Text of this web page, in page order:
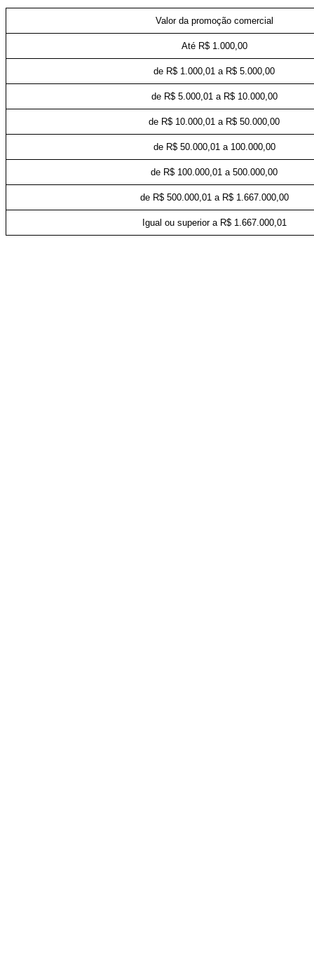
Valor da promoção comercial
Até R$ 1.000,00
de R$ 1.000,01 a R$ 5.000,00
de R$ 5.000,01 a R$ 10.000,00
de R$ 10.000,01 a R$ 50.000,00
de R$ 50.000,01 a 100.000,00
de R$ 100.000,01 a 500.000,00
de R$ 500.000,01 a R$ 1.667.000,00
Igual ou superior a R$ 1.667.000,01